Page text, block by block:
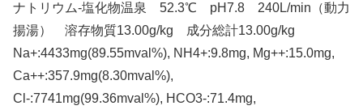
ナトリウム-塩化物温泉 52.3℃ pH7.8 240L/min（動力
揚湯） 溶存物質13.00g/kg 成分総計13.00g/kg
Na+:4433mg(89.55mval%), NH4+:9.8mg, Mg++:15.0mg,
Ca++:357.9mg(8.30mval%),
Cl-:7741mg(99.36mval%), HCO3-:71.4mg,